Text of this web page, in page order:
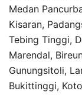
Medan
Kisaran,
Tebing Tinggi,
Marendal,
Gunungsitoli,
Bukittinggi,